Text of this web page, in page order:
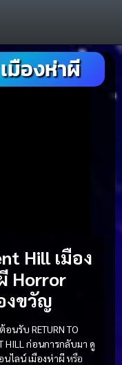
มืองห่าผี
Hill เมือง
Horror
งขวัญ
อนรับ RETURN TO
HILL ก่อนการกลับมา ดู
ไลน์ เมืองห่าผี หรือ